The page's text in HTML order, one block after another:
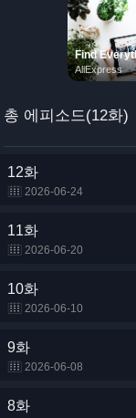
총 에피소드(12화)
12화
2026-06-24
11화
2026-06-20
10화
2026-06-10
9화
2026-06-08
8화